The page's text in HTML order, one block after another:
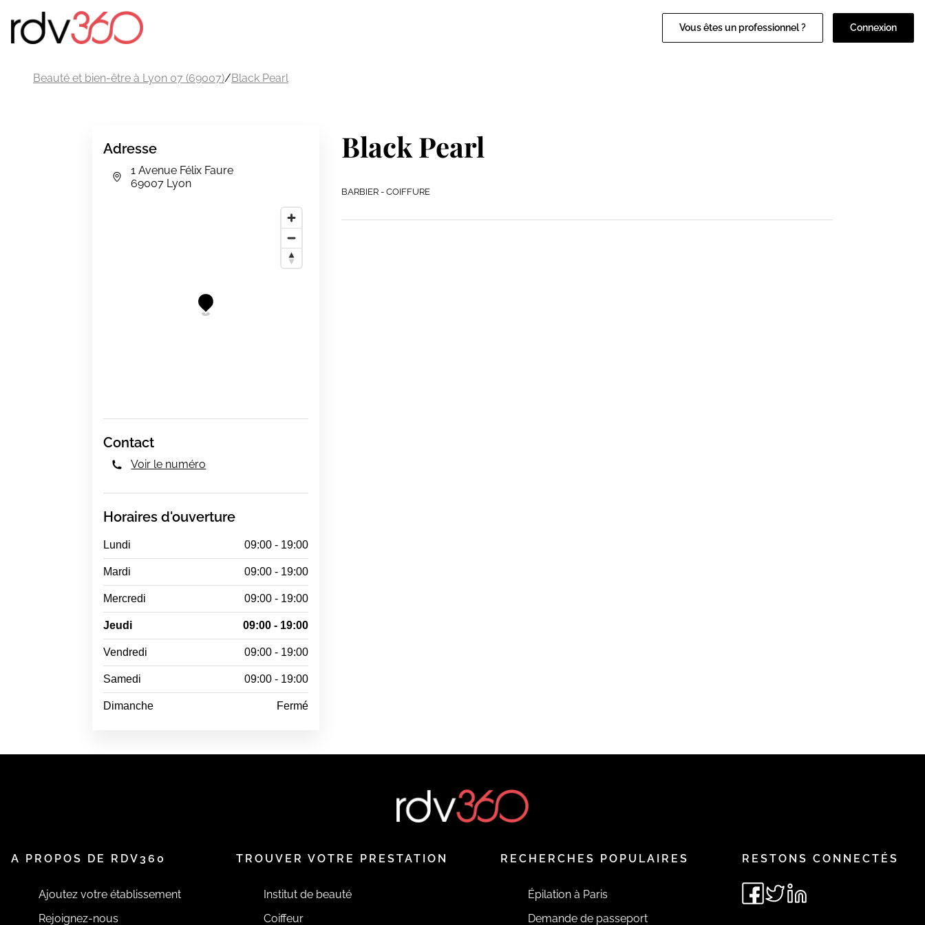
Vous êtes un professionnel ? Connexion
Beauté et bien-être à Lyon 07 (69007)/Black Pearl
Adresse
1 Avenue Félix Faure
69007 Lyon
Contact
Voir le numéro
Horaires d'ouverture
Lundi 09:00 - 19:00
Mardi 09:00 - 19:00
Mercredi 09:00 - 19:00
Jeudi 09:00 - 19:00
Vendredi 09:00 - 19:00
Samedi 09:00 - 19:00
Dimanche Fermé
Black Pearl
BARBIER - COIFFURE
A PROPOS DE RDV360
Ajoutez votre établissement
Rejoignez-nous
TROUVER VOTRE PRESTATION
Institut de beauté
Coiffeur
RECHERCHES POPULAIRES
Épilation à Paris
Demande de passeport
RESTONS CONNECTÉS